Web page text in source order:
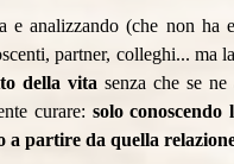
e analizzando (che non
partner, colleghi... ma
della vita senza che se
curare: solo
partire da quella